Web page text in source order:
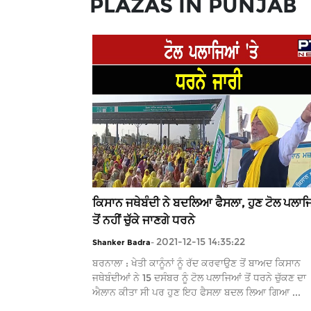
PLAZAS IN PUNJAB
ਕਿਸਾਨ ਜਥੇਬੰਦੀ ਨੇ ਬਦਲਿਆ ਫੈਸਲਾ, ਹੁਣ ਟੋਲ
ਤੋਂ ਨਹੀਂ ਚੁੱਕੇ ਜਾਣਗੇ ਧਰਨੇ
Shanker Badra- 2021-12-15 14:35:22
ਬਰਨਾਲਾ : ਖੇਤੀ ਕਾਨੂੰਨਾਂ ਨੂੰ ਰੱਦ ਕਰਵਾਉਣ ਤੋਂ ਬਾਅਦ ਕਿਸਾਨ
ਜਥੇਬੰਦੀਆਂ ਨੇ 15 ਦਸੰਬਰ ਨੂੰ ਟੋਲ ਪਲਾਜਿਆਂ ਤੋਂ ਧਰਨੇ ਚੁੱਕਣ ਦਾ
ਐਲਾਨ ਕੀਤਾ ਸੀ ਪਰ ਹੁਣ ਇਹ ਫੈਸਲਾ ਬਦਲ ਲਿਆ ਗਿਆ ...